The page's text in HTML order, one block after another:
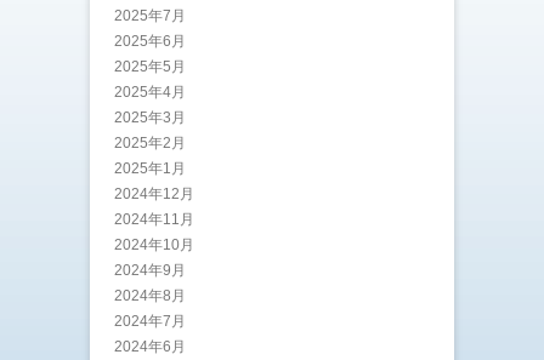
2025年7月
2025年6月
2025年5月
2025年4月
2025年3月
2025年2月
2025年1月
2024年12月
2024年11月
2024年10月
2024年9月
2024年8月
2024年7月
2024年6月